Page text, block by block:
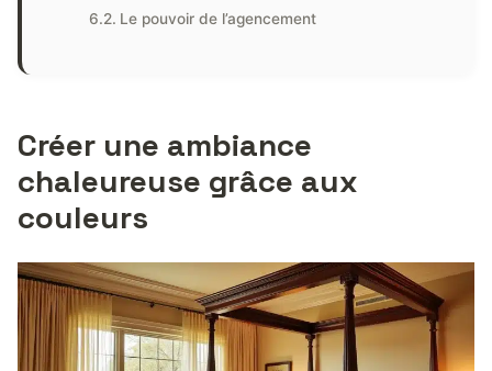
Le pouvoir de l’agencement
Créer une ambiance
chaleureuse grâce aux
couleurs